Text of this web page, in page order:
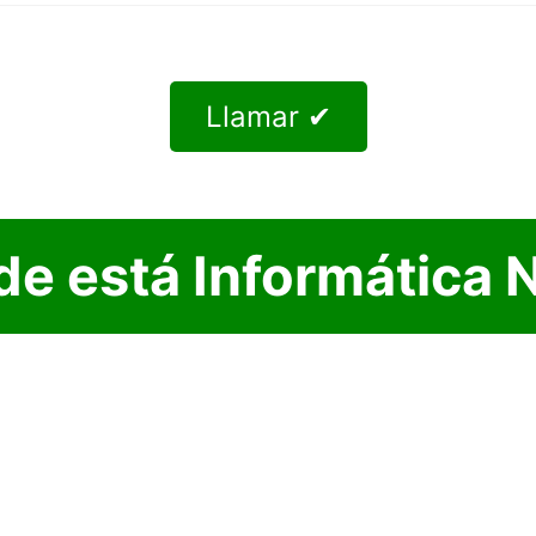
Llamar ✔
está Informática